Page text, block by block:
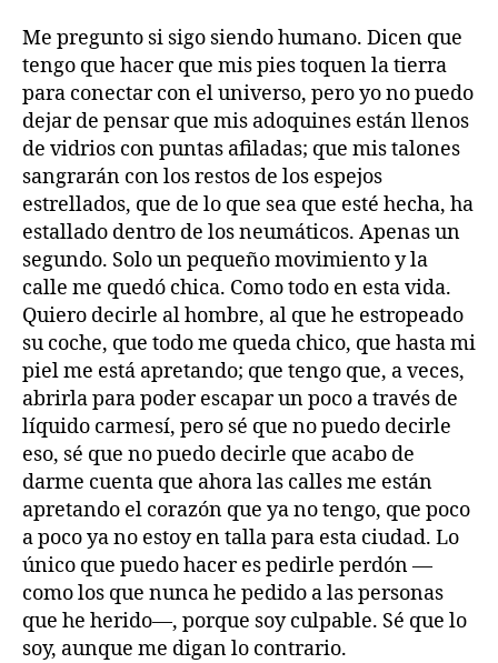
Me pregunto si sigo siendo humano. Dicen que
tengo que hacer que mis pies toquen la tierra
para conectar con el universo, pero yo no puedo
dejar de pensar que mis adoquines están llenos
de vidrios con puntas afiladas; que mis talones
sangrarán con los restos de los espejos
estrellados, que de lo que sea que esté hecha, ha
estallado dentro de los neumáticos. Apenas un
segundo. Solo un pequeño movimiento y la
calle me quedó chica. Como todo en esta vida.
Quiero decirle al hombre, al que he estropeado
su coche, que todo me queda chico, que hasta mi
piel me está apretando; que tengo que, a veces,
abrirla para poder escapar un poco a través de
líquido carmesí, pero sé que no puedo decirle
eso, sé que no puedo decirle que acabo de
darme cuenta que ahora las calles me están
apretando el corazón que ya no tengo, que poco
a poco ya no estoy en talla para esta ciudad. Lo
único que puedo hacer es pedirle perdón —
como los que nunca he pedido a las personas
que he herido—, porque soy culpable. Sé que lo
soy, aunque me digan lo contrario.